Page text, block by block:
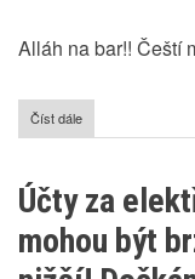
Alláh na bar!! Čeští
Číst dále
Čeští
lépe
s
většinou
Účty za
mohou být